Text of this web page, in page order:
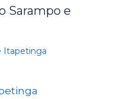
Sarampo e
Itapetinga